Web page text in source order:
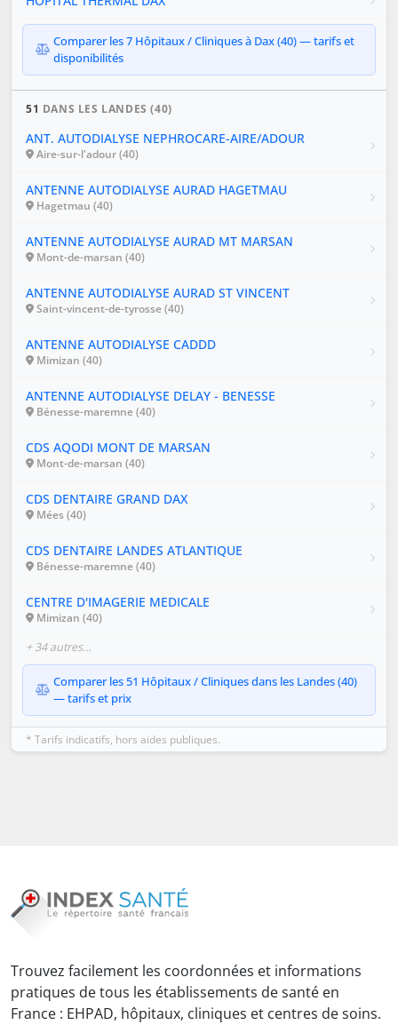
Comparer les 7 Hôpitaux / Cliniques à Dax (40) — tarifs et
disponibilités
51 DANS LES LANDES (40)
ANT. AUTODIALYSE NEPHROCARE-AIRE/ADOUR
Aire-sur-l'adour (40)
ANTENNE AUTODIALYSE AURAD HAGETMAU
Hagetmau (40)
ANTENNE AUTODIALYSE AURAD MT MARSAN
Mont-de-marsan (40)
ANTENNE AUTODIALYSE AURAD ST VINCENT
Saint-vincent-de-tyrosse (40)
ANTENNE AUTODIALYSE CADDD
Mimizan (40)
ANTENNE AUTODIALYSE DELAY - BENESSE
Bénesse-maremne (40)
CDS AQODI MONT DE MARSAN
Mont-de-marsan (40)
CDS DENTAIRE GRAND DAX
Mées (40)
CDS DENTAIRE LANDES ATLANTIQUE
Bénesse-maremne (40)
CENTRE D'IMAGERIE MEDICALE
Mimizan (40)
+ 34 autres…
Comparer les 51 Hôpitaux / Cliniques dans les Landes (40)
— tarifs et prix
* Tarifs indicatifs, hors aides publiques.
Trouvez facilement les coordonnées et informations
pratiques de tous les établissements de santé en
France : EHPAD, hôpitaux, cliniques et centres de soins.